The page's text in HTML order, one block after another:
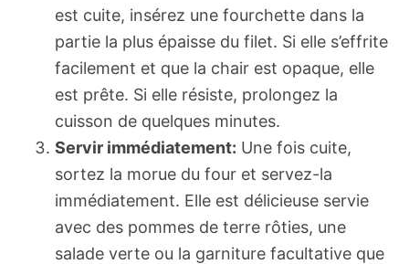
est cuite, insérez une fourchette dans la
partie la plus épaisse du filet. Si elle s’effrite
facilement et que la chair est opaque, elle
est prête. Si elle résiste, prolongez la
cuisson de quelques minutes.
Servir immédiatement: Une fois cuite,
sortez la morue du four et servez-la
immédiatement. Elle est délicieuse servie
avec des pommes de terre rôties, une
salade verte ou la garniture facultative que